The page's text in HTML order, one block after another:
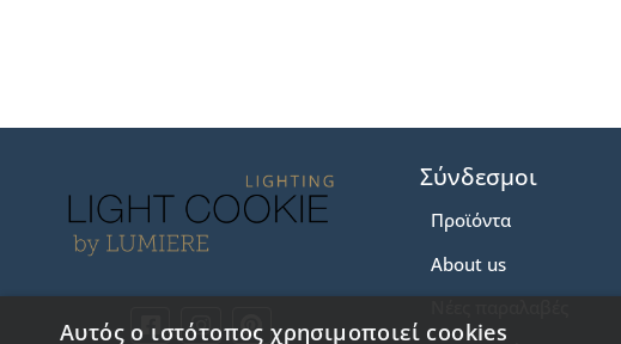
Σύνδεσμοι
Προϊόντα
About us
Αυτός ο ιστότοπος χρησιμοποιεί cookies